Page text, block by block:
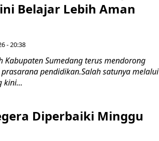
Belajar Lebih Aman
- 20:38
Kabupaten Sumedang terus mendorong
pendidikan.Salah satunya melalui
kini...
Diperbaiki Minggu